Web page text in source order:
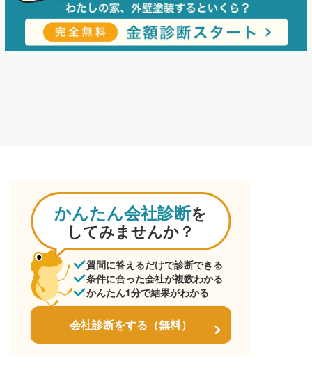
かんたん会社診断を
してみませんか？
質問に答えるだけで診断できる
条件に合った会社が複数わかる
かんたん1分で結果がわかる
会社診断をする（無料）